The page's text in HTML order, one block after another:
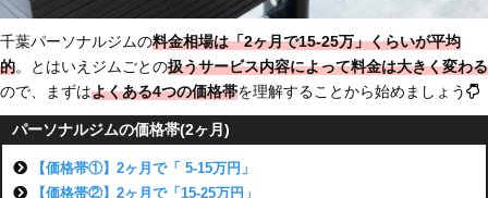
千葉パーソナルジムの料金相場は「2ヶ月で15-25万」くらいが平均
的。とはいえジムごとの扱うサービス内容によって料金は大きく変わる
ので、まずはよくある4つの価格帯を理解することから始めましょう
パーソナルジムの価格帯(2ヶ月)
【価格帯①】2ヶ月で「 5-15万円」
【価格帯②】2ヶ月で「15-25万円」